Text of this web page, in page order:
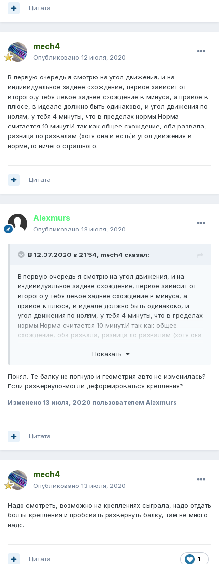
Цитата
mech4
Опубликовано 12 июля, 2020
В первую очередь я смотрю на угол движения, и на
индивидуальное заднее схождение, первое зависит от
второго,у тебя левое заднее схождение в минуса, а правое в
плюсе, в идеале должно быть одинаково, и угол движения по
нолям, у тебя 4 минуты, что в пределах нормы.Норма
считается 10 минут.И так как общее схождение, оба развала,
разница по развалам (хотя она и есть)и угол движения в
норме,то ничего страшного.
Цитата
Alexmurs
Опубликовано 13 июля, 2020
В 12.07.2020 в 21:54, mech4 сказал:
В первую очередь я смотрю на угол движения, и на
индивидуальное заднее схождение, первое зависит от
второго,у тебя левое заднее схождение в минуса, а
правое в плюсе, в идеале должно быть одинаково, и
угол движения по нолям, у тебя 4 минуты, что в пределах
нормы.Норма считается 10 минут.И так как общее
схождение, оба развала, разница по развалам (хотя она
Показать
Понял. Те балку не погнуло и геометрия авто не изменилась?
Если развернуло-могли деформироваться крепления?
Изменено 13 июля, 2020 пользователем Alexmurs
Цитата
mech4
Опубликовано 13 июля, 2020
Надо смотреть, возможно на креплениях сыграла, надо отдать
болты крепления и пробовать развернуть балку, там не много
надо.
1
Цитата